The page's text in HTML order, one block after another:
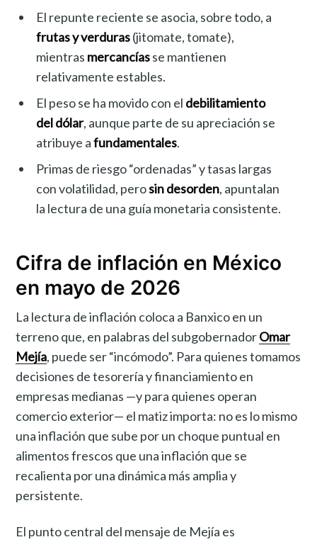
El repunte reciente se asocia, sobre todo, a
frutas y verduras(jitomate, tomate),
mientras mercancíasse mantienen
relativamente estables.
El peso se ha movido con el debilitamiento
del dólar, aunque parte de su apreciación se
atribuye afundamentales.
Primas de riesgo “ordenadas” y tasas largas
con volatilidad, perosin desorden, apuntalan
la lectura de una guía monetaria consistente.
Cifra de inflación en México
en mayo de 2026
La lectura de inflación coloca a Banxico en un
terreno que, en palabras del subgobernadorOmar
Mejía, puede ser “incómodo”. Para quienes tomamos
decisiones de tesorería y financiamiento en
empresas medianas —y para quienes operan
comercio exterior— el matiz importa: no es lo mismo
una inflación que sube por un choque puntual en
alimentos frescos que una inflación que se
recalienta por una dinámica más amplia y
persistente.
El punto central del mensaje de Mejía es